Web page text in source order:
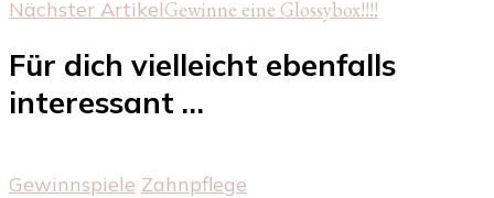
Nächster ArtikelGewinne eine Glossybox!!!!
Für dich vielleicht ebenfalls
interessant …
Gewinnspiele Zahnpflege